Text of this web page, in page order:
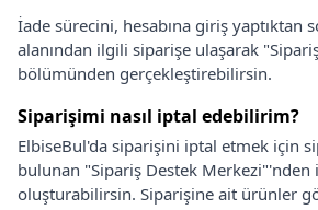
İade sürecini, hesabına giriş yaptıktan
alanından ilgili siparişe ulaşarak
bölümünden gerçekleştirebilirsin.
Siparişimi nasıl iptal edebilirim?
ElbiseBul'da siparişini iptal etmek için
bulunan "Sipariş Destek Merkezi"'nden
oluşturabilirsin. Siparişine ait ürünler